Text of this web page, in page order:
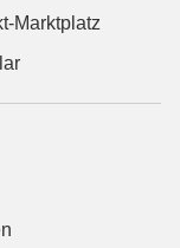
Marktplatz